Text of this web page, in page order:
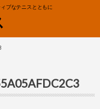
ブなテニスとともに